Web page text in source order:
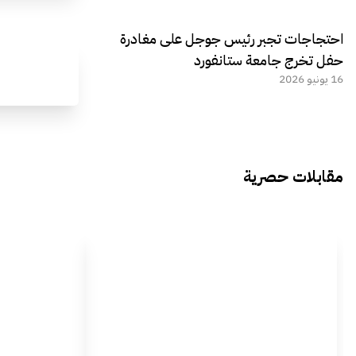
احتجاجات تجبر رئيس جوجل على مغادرة
حفل تخرج جامعة ستانفورد
16 يونيو 2026
مقابلات حصرية